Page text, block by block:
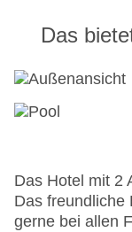
Das
Das Hotel mit 2
Das freundliche
gerne bei allen